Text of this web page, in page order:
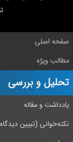
صفحه اصلی
مطالب ویژه
تحلیل و بررسی
یادداشت و مقاله
نکته‌خوانی (تبیین